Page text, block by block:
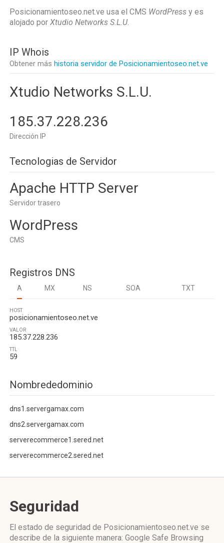
Posicionamientoseo.net.ve usa el CMS WordPress y es
alojado por Xtudio Networks S.L.U.
IP Whois
Obtener más historia servidor de Posicionamientoseo.net.ve
Xtudio Networks S.L.U.
185.37.228.236
Dirección IP
Tecnologias de Servidor
Apache HTTP Server
Servidor trasero
WordPress
CMS
Registros DNS
A MX NS SOA TXT
HOST
posicionamientoseo.net.ve
VALOR
185.37.228.236
TTL
59
Nombrededominio
dns1.servergamax.com
dns2.servergamax.com
serverecommerce1.sered.net
serverecommerce2.sered.net
Seguridad
El estado de seguridad de Posicionamientoseo.net.ve se
describe de la siguiente manera: Google Safe Browsing